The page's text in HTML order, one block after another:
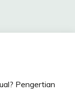
Pengertian